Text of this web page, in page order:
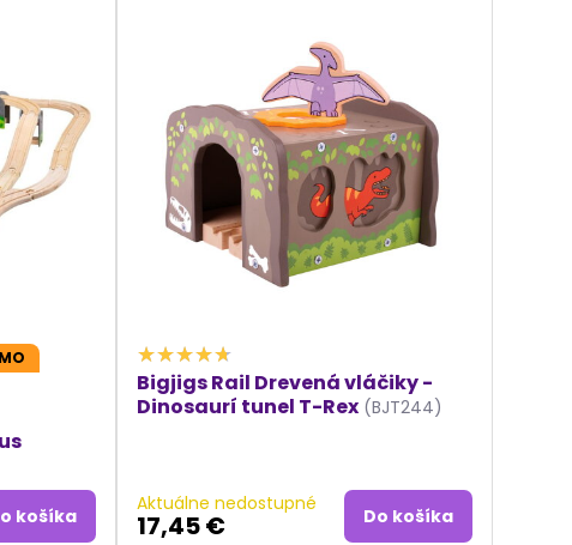
košíka
Bigjigs Rail Drevená vláčiky -
Dinosaurí tunel T-Rex (BJT244)
Aktuálne nedostupné
17,45 € Do košíka